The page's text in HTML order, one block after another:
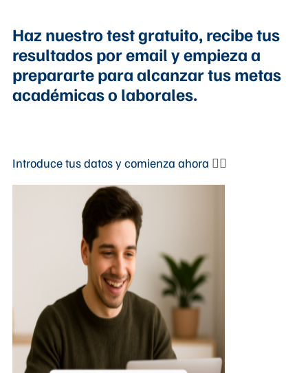
Haz nuestro test gratuito, recibe tus
resultados por email y empieza a
prepararte para alcanzar tus metas
académicas o laborales.
Introduce tus datos y comienza ahora 👇🏻